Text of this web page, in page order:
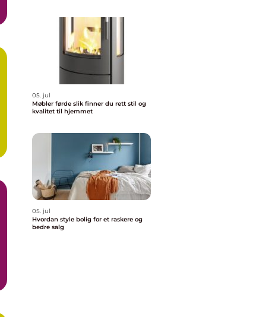
05. jul
Møbler førde slik finner du rett stil og
kvalitet til hjemmet
05. jul
Hvordan style bolig for et raskere og
bedre salg